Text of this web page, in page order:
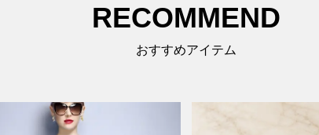
RECOMMEND
おすすめアイテム